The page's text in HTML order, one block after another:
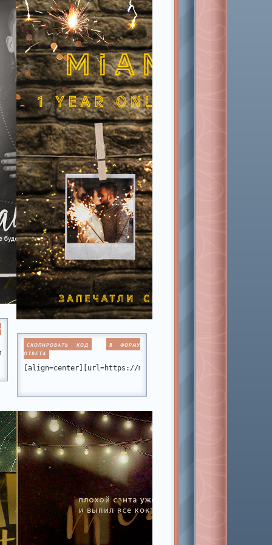
files/001b/fb/fb/53180.png[/img][/url][/align]
imgur.com/qh8ZEGm.gif[/img][/url][/
СКОПИРОВАТЬ КОД
В ФОРМУ
ОТВЕТА
[align=center][url=https://miamiclub.ru/][img]https://